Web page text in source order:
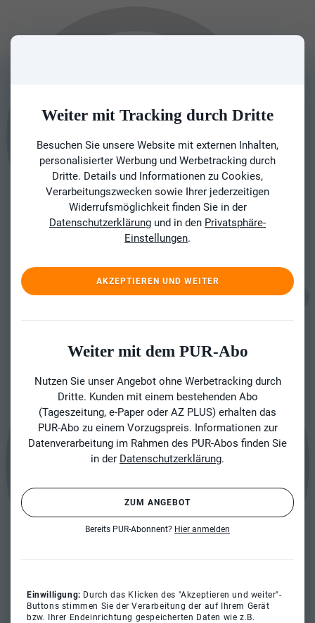
Weiter mit Tracking durch Dritte
Besuchen Sie unsere Website mit externen Inhalten,
personalisierter Werbung und Werbetracking durch
Dritte. Details und Informationen zu Cookies,
Verarbeitungszwecken sowie Ihrer jederzeitigen
Widerrufsmöglichkeit finden Sie in der
Datenschutzerklärung und in den Privatsphäre-
Einstellungen.
AKZEPTIEREN UND WEITER
Weiter mit dem PUR-Abo
Nutzen Sie unser Angebot ohne Werbetracking durch
Dritte. Kunden mit einem bestehenden Abo
(Tageszeitung, e-Paper oder AZ PLUS) erhalten das
PUR-Abo zu einem Vorzugspreis. Informationen zur
Datenverarbeitung im Rahmen des PUR-Abos finden Sie
in der Datenschutzerklärung.
ZUM ANGEBOT
Bereits PUR-Abonnent? Hier anmelden
Einwilligung: Durch das Klicken des "Akzeptieren und weiter"-
Buttons stimmen Sie der Verarbeitung der auf Ihrem Gerät
bzw. Ihrer Endeinrichtung gespeicherten Daten wie z.B.